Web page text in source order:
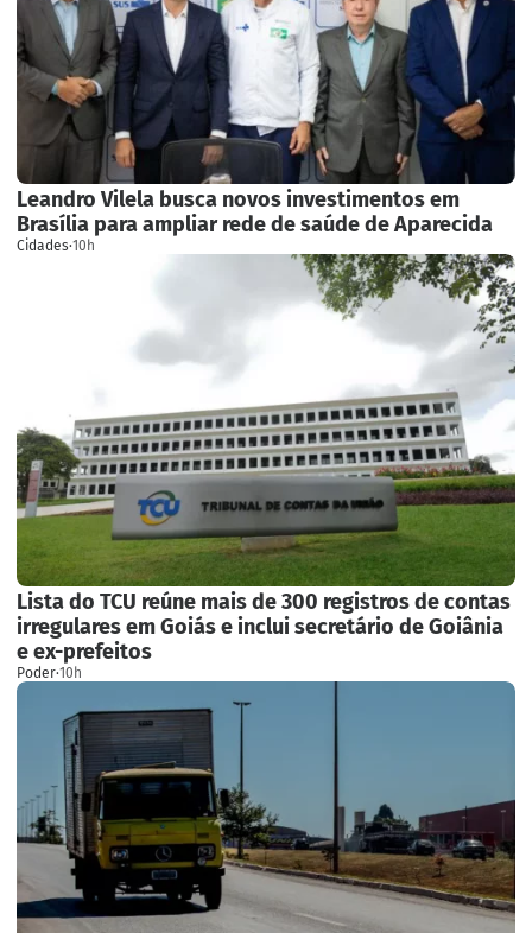
Leandro Vilela busca novos investimentos em
Brasília para ampliar rede de saúde de Aparecida
Cidades·10h
Lista do TCU reúne mais de 300 registros de contas
irregulares em Goiás e inclui secretário de Goiânia
e ex-prefeitos
Poder·10h